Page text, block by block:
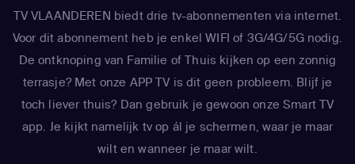
TV VLAANDEREN biedt drie tv-abonnementen via internet.
Voor dit abonnement heb je enkel WIFI of 3G/4G/5G nodig.
De ontknoping van Familie of Thuis kijken op een zonnig
terrasje? Met onze APP TV is dit geen probleem. Blijf je
toch liever thuis? Dan gebruik je gewoon onze Smart TV
app. Je kijkt namelijk tv op ál je schermen, waar je maar
wilt en wanneer je maar wilt.